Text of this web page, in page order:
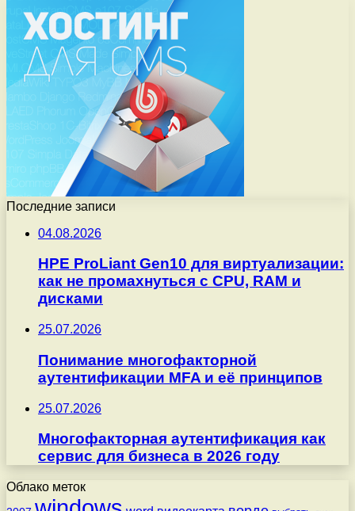
Последние записи
04.08.2026
HPE ProLiant Gen10 для виртуализации:
как не промахнуться с CPU, RAM и
дисками
25.07.2026
Понимание многофакторной
аутентификации MFA и её принципов
25.07.2026
Многофакторная аутентификация как
сервис для бизнеса в 2026 году
Облако меток